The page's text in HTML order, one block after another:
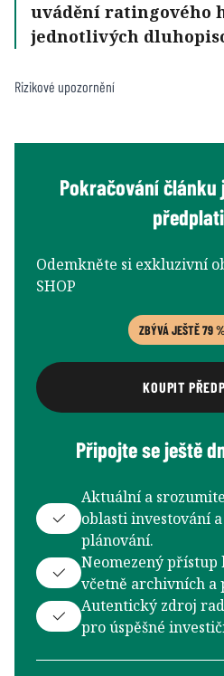
uvádění ratingového
jednotlivých
Rizikové upozornění
Pokračování článku
Odemkněte si exkluzivní
SHOP
ZBÝVÁ JEŠTĚ 79
KOUPIT
Připojte se ještě
Aktuální a
oblasti investování
plánování.
Neomezený přístup
včetně archivních a
Autentický zdroj
pro úspěšné